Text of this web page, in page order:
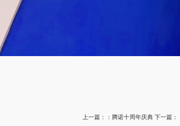
上一篇： ：腾诺十周年庆典 下一篇：